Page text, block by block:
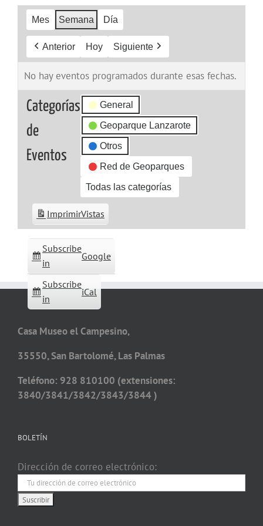
Mes Semana Día
Anterior Hoy Siguiente
No hay eventos programados durante esas fechas.
Categorías
de
Eventos
General
Geoparque Lanzarote
Otros
Red de Geoparques
Todas las categorías
Subscribe
in
Google
Subscribe
in
iCal
ImprimirVistas
Casa Museo el Campesino,
35550, San Bartolomé, Las Palmas
Teléfono: 928 810100 (extensiones:
3840/3841/3842/3843/3844 )
BOLETÍN
Dirección de correo electrónico: